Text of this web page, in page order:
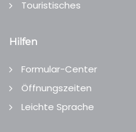
Touristisches
Hilfen
Formular-Center
Öffnungszeiten
Leichte Sprache